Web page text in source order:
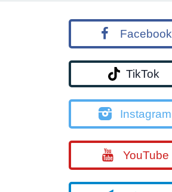
Facebook
TikTok
Instagram
YouTube